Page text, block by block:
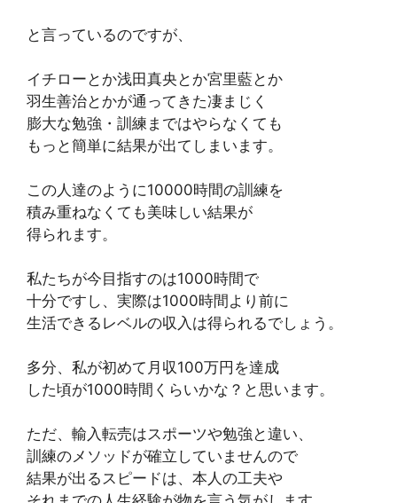
と言っているのですが、
イチローとか浅田真央とか宮里藍とか
羽生善治とかが通ってきた凄まじく
膨大な勉強・訓練まではやらなくても
もっと簡単に結果が出てしまいます。
この人達のように10000時間の訓練を
積み重ねなくても美味しい結果が
得られます。
私たちが今目指すのは1000時間で
十分ですし、実際は1000時間より前に
生活できるレベルの収入は得られるでしょう。
多分、私が初めて月収100万円を達成
した頃が1000時間くらいかな？と思います。
ただ、輸入転売はスポーツや勉強と違い、
訓練のメソッドが確立していませんので
結果が出るスピードは、本人の工夫や